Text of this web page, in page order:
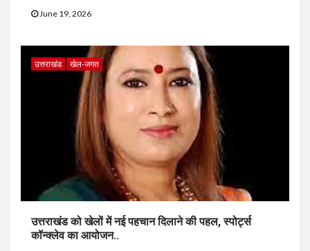
June 19, 2026
उत्तराखंड खेल-जगत
उत्तराखंड को खेलों में नई पहचान दिलाने की पहल, स्पोर्ट्स
कॉन्क्लेव का आयोजन..